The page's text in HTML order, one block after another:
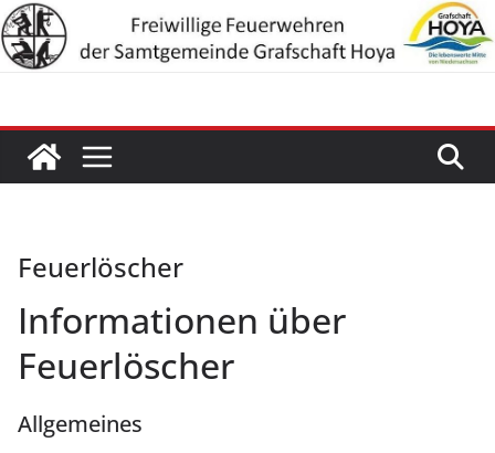
Zum
Inhalt
springen
Feuerlöscher
Informationen über
Feuerlöscher
Allgemeines